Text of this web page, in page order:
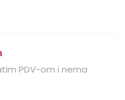
PDV-om i nema